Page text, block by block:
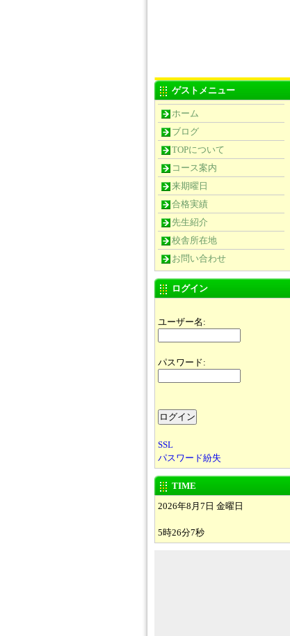
ゲストメニュー
ホーム
ブログ
TOPについて
コース案内
来期曜日
合格実績
先生紹介
校舎所在地
お問い合わせ
ログイン
ユーザー名:
パスワード:
SSL
パスワード紛失
TIME
2026年8月7日 金曜日
5時26分7秒